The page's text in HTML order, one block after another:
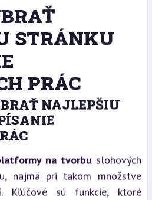
STRÁNKU
PRÁC
NAJLEPŠIU
na tvorbuslohových
najmä pri takom množstve
Kľúčové sú funkcie, ktoré